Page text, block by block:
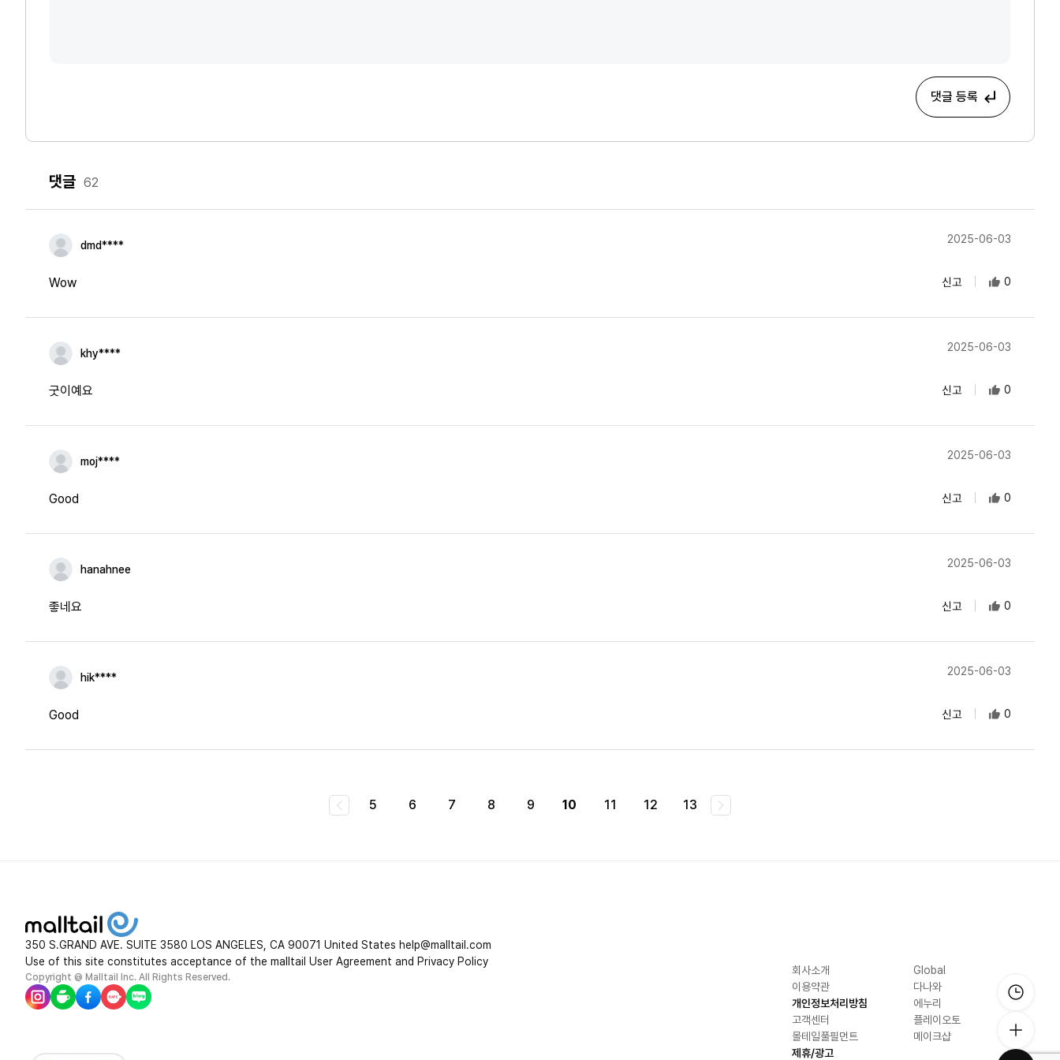
댓글 등록
댓글 62
dmd**** 2025-06-03
Wow 신고 0
khy**** 2025-06-03
굿이예요 신고 0
moj**** 2025-06-03
Good 신고 0
hanahnee 2025-06-03
좋네요 신고 0
hik**** 2025-06-03
Good 신고 0
5 6 7 8 9 10 11 12 13
350 S.GRAND AVE. SUITE 3580 LOS ANGELES, CA 90071 United States help@malltail.com
Use of this site constitutes acceptance of the malltail User Agreement and Privacy Policy
Copyright @ Malltail Inc. All Rights Reserved.
회사소개
이용약관
개인정보처리방침
고객센터
몰테일풀필먼트
제휴/광고
Global
다나와
에누리
플레이오토
메이크샵